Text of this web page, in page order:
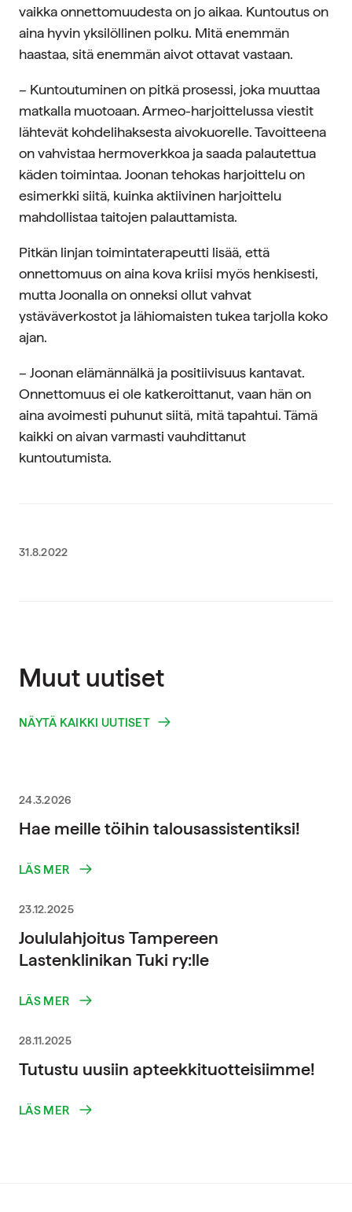
vaikka onnettomuudesta on jo aikaa. Kuntoutus on
aina hyvin yksilöllinen polku. Mitä enemmän
haastaa, sitä enemmän aivot ottavat vastaan.
– Kuntoutuminen on pitkä prosessi, joka muuttaa
matkalla muotoaan. Armeo-harjoittelussa viestit
lähtevät kohdelihaksesta aivokuorelle. Tavoitteena
on vahvistaa hermoverkkoa ja saada palautettua
käden toimintaa. Joonan tehokas harjoittelu on
esimerkki siitä, kuinka aktiivinen harjoittelu
mahdollistaa taitojen palauttamista.
Pitkän linjan toimintaterapeutti lisää, että
onnettomuus on aina kova kriisi myös henkisesti,
mutta Joonalla on onneksi ollut vahvat
ystäväverkostot ja lähiomaisten tukea tarjolla koko
ajan.
– Joonan elämännälkä ja positiivisuus kantavat.
Onnettomuus ei ole katkeroittanut, vaan hän on
aina avoimesti puhunut siitä, mitä tapahtui. Tämä
kaikki on aivan varmasti vauhdittanut
kuntoutumista.
31.8.2022
Muut uutiset
NÄYTÄ KAIKKI UUTISET
24.3.2026
Hae meille töihin talousassistentiksi!
LÄS MER
23.12.2025
Joululahjoitus Tampereen
Lastenklinikan Tuki ry:lle
LÄS MER
28.11.2025
Tutustu uusiin apteekkituotteisiimme!
LÄS MER